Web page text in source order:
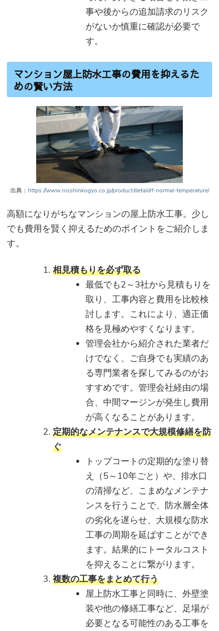
事や後からの追加請求のリスク
がないか慎重に確認が必要で
す。
マンション屋上防水工事の費用を抑えるた
めの賢い方法
出典： https://www.nisshinkogyo.co.jp/product/detail/rf-normal-temperature/
高額になりがちなマンションの屋上防水工事。少し
でも費用を賢く抑えるためのポイントをご紹介しま
す。
相見積もりを必ず取る
最低でも2～3社から見積もりを
取り、工事内容と費用を比較検
討します。これにより、適正価
格を見極めやすくなります。
管理会社から紹介された業者だ
けでなく、ご自身でも実績のあ
る専門業者を探してみるのがお
すすめです。管理会社経由の場
合、中間マージンが発生し費用
が高くなることがあります。
定期的なメンテナンスで大規模修繕を防
ぐ
トップコートの定期的な塗り替
え（5～10年ごと）や、排水口
の清掃など、こまめなメンテナ
ンスを行うことで、防水層全体
の劣化を遅らせ、大規模な防水
工事の周期を延ばすことができ
ます。結果的にトータルコスト
を抑えることに繋がります。
複数の工事をまとめて行う
屋上防水工事と同時に、外壁塗
装や他の修繕工事など、足場が
必要となる可能性のある工事を